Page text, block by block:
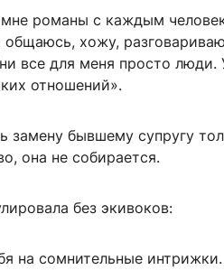
романы с каждым
общаюсь, хожу,
все для меня просто люди.
отношений».
замену бывшему супругу
она не собирается.
без экивоков:
на сомнительные